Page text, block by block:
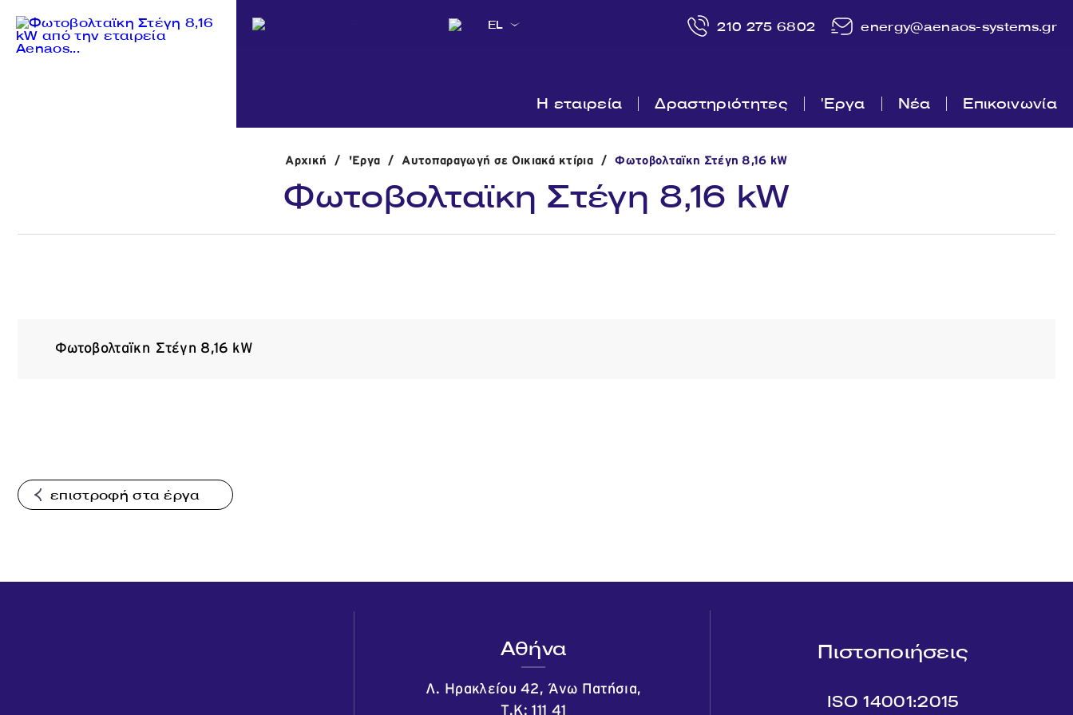
EL 210 275 6802 energy@aenaos-systems.gr
Η εταιρεία Δραστηριότητες 'Εργα Νέα Επικοινωνία
Αρχική / 'Εργα / Αυτοπαραγωγή σε Οικιακά κτίρια / Φωτοβολταϊκη Στέγη 8,16 kW
Φωτοβολταϊκη Στέγη 8,16 kW
Φωτοβολταϊκη Στέγη 8,16 kW
επιστροφή στα έργα
Αθήνα
Λ. Ηρακλείου 42, Άνω Πατήσια,
Τ.Κ: 111 41
Πιστοποιήσεις
ISO 14001:2015